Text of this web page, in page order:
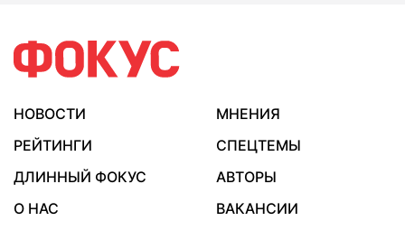
НОВОСТИ
МНЕНИЯ
РЕЙТИНГИ
СПЕЦТЕМЫ
ДЛИННЫЙ ФОКУС
АВТОРЫ
О НАС
ВАКАНСИИ